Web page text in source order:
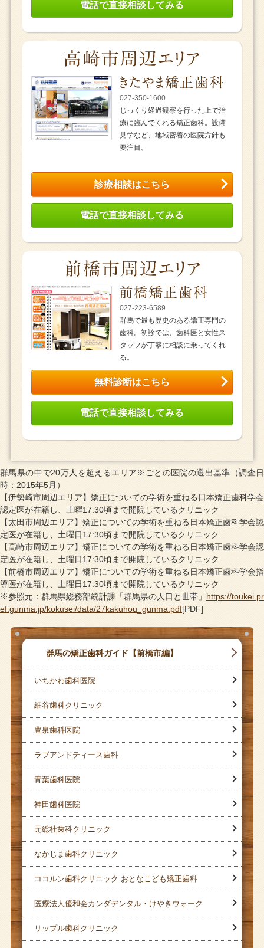
電話で直接相談してみる
027-350-1600
じっくり経過観察を行った上で治
療に臨んでくれる矯正歯科。設備
見学など、地域密着の医院方針も
要注目。
診療相談はこちら
電話で直接相談してみる
027-223-6589
群馬で最も歴史のある矯正専門の
歯科。初診では、歯科医と女性ス
タッフが丁寧に相談に乗ってくれ
る。
無料診断はこちら
電話で直接相談してみる
群馬県の中で20万人を超えるエリア※ごとの医院の選出基準（調査日
時：2015年5月）
【伊勢崎市周辺エリア】矯正についての学術を重ねる日本矯正歯科学会
認定医が在籍し、土曜17:30頃まで開院しているクリニック
【太田市周辺エリア】矯正についての学術を重ねる日本矯正歯科学会認
定医が在籍し、土曜日17:30頃まで開院しているクリニック
【高崎市周辺エリア】矯正についての学術を重ねる日本矯正歯科学会認
定医が在籍し、土曜日17:30頃まで開院しているクリニック
【前橋市周辺エリア】矯正についての学術を重ねる日本矯正歯科学会指
導医が在籍し、土曜日17:30頃まで開院しているクリニック
※参照元：群馬県総務部統計課「群馬県の人口と世帯」 https://toukei.pr
ef.gunma.jp/kokusei/data/27kakuhou_gunma.pdf[PDF]
群馬の矯正歯科ガイド【前橋市編】
いちかわ歯科医院
細谷歯科クリニック
豊泉歯科医院
ラブアンドティース歯科
青葉歯科医院
神田歯科医院
元総社歯科クリニック
なかじま歯科クリニック
ココルン歯科クリニック おとなこども矯正歯科
医療法人優和会カンダデンタル・けやきウォーク
リップル歯科クリニック